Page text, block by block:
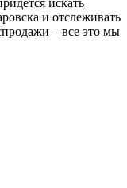
и отслеживать
– все это мы